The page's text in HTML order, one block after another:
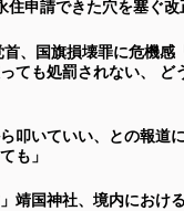
申請できた穴を塞ぐ改
、国旗損壊罪に危機感
ても処罰されない、 ど
叩いていい、との報道
も」
」靖国神社、境内におけ